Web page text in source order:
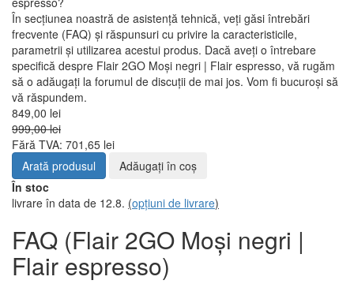
În secțiunea noastră de asistență tehnică, veți găsi întrebări
frecvente (FAQ) și răspunsuri cu privire la caracteristicile,
parametrii și utilizarea acestui produs. Dacă aveți o întrebare
specifică despre Flair 2GO Moși negri | Flair espresso, vă rugăm
să o adăugați la forumul de discuții de mai jos. Vom fi bucuroși să
vă răspundem.
849,00 lei
999,00 lei
Fără TVA: 701,65 lei
Arată produsul
Adăugați în coş
În stoc
livrare în data de 12.8. (opțiuni de livrare)
FAQ (Flair 2GO Moși negri |
Flair espresso)